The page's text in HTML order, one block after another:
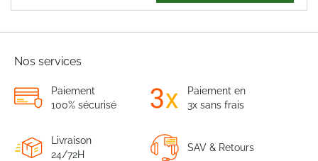
Nos services
Paiement
100% sécurisé
Paiement en
3x sans frais
Livraison
24/72H
SAV & Retours